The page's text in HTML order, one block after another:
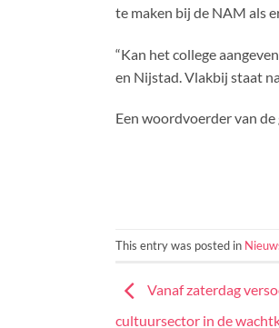
te maken bij de NAM als
“Kan het college
en Nijstad. Vlakbij staat
Een woordvoerder van
This entry was posted in
Vanaf zaterdag
cultuursector in de